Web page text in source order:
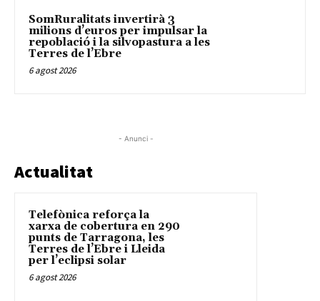
SomRuralitats invertirà 3
milions d’euros per impulsar la
repoblació i la silvopastura a les
Terres de l’Ebre
6 agost 2026
- Anunci -
Actualitat
Telefònica reforça la
xarxa de cobertura en 290
punts de Tarragona, les
Terres de l’Ebre i Lleida
per l’eclipsi solar
6 agost 2026